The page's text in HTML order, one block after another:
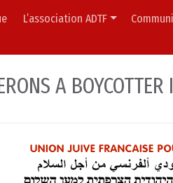
L’association ADTF
A BOYCOTTER